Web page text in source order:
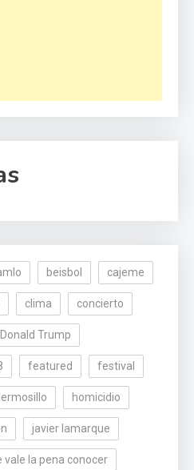
beisbol cajeme
clima concierto
Donald Trump
featured festival
homicidio
javier lamarque
vale la pena conocer